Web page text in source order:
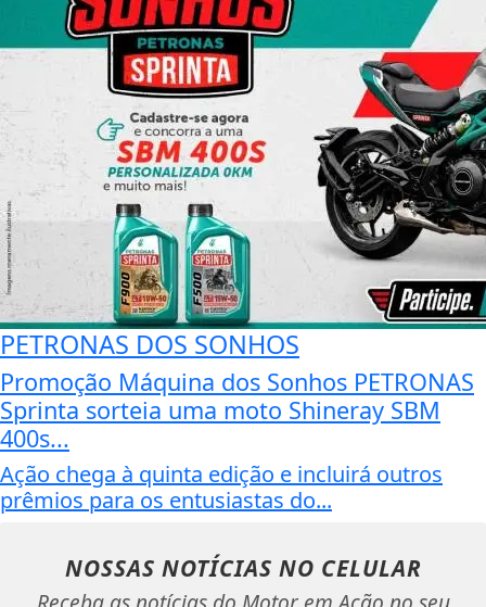
PETRONAS DOS SONHOS
Promoção Máquina dos Sonhos PETRONAS
Sprinta sorteia uma moto Shineray SBM
400s...
Ação chega à quinta edição e incluirá outros
prêmios para os entusiastas do...
NOSSAS NOTÍCIAS NO CELULAR